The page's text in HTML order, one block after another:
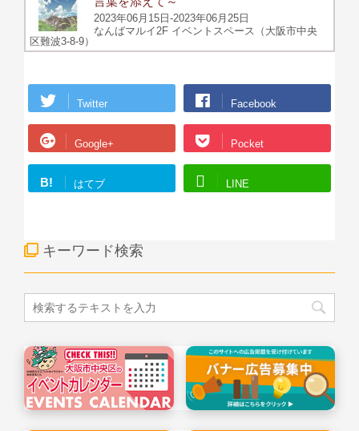
2023年06月15日-2023年06月25日
なんばマルイ2F イベントスペース（大阪市中央
区難波3-8-9）
Twitter Facebook
Google+ Pocket
B! はてブ LINE
キーワード検索